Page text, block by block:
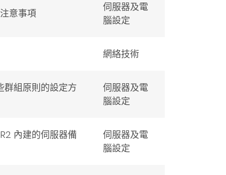
意事項
伺服器及電
腦設定
網絡技術
組原則的設定方
伺服器及電
腦設定
內建的伺服器備
伺服器及電
腦設定